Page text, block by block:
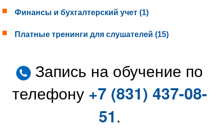
Финансы и бухгалтерский учет (1)
Платные тренинги для слушателей (15)
Запись на обучение по
телефону +7 (831) 437-08-
51.